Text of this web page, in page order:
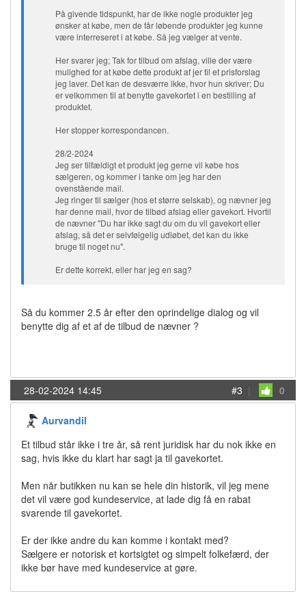
På givende tidspunkt, har de ikke nogle produkter jeg
ønsker at købe, men de får løbende produkter jeg kunne
være interreseret i at købe. Så jeg vælger at vente.
Her svarer jeg; Tak for tilbud om afslag, ville der være
mulighed for at købe dette produkt af jer til et prisforslag
jeg laver. Det kan de desværre ikke, hvor hun skriver; Du
er velkommen til at benytte gavekortet i en bestilling af
produktet.
Her stopper korrespondancen.
28/2-2024
Jeg ser tilfældigt et produkt jeg gerne vil købe hos
sælgeren, og kommer i tanke om jeg har den
ovenstående mail.
Jeg ringer til sælger (hos et større selskab), og nævner jeg
har denne mail, hvor de tilbød afslag eller gavekort. Hvortil
de nævner "Du har ikke sagt du om du vil gavekort eller
afslag, så det er selvfølgelig udløbet, det kan du ikke
bruge til noget nu".
Er dette korrekt, eller har jeg en sag?
Så du kommer 2.5 år efter den oprindelige dialog og vil
benytte dig af et af de tilbud de nævner ?
28-02-2024 14:45 #3 | 0
Aurvandil
Et tilbud står ikke i tre år, så rent juridisk har du nok ikke en
sag, hvis ikke du klart har sagt ja til gavekortet.
Men når butikken nu kan se hele din historik, vil jeg mene
det vil være god kundeservice, at lade dig få en rabat
svarende til gavekortet.
Er der ikke andre du kan komme i kontakt med?
Sælgere er notorisk et kortsigtet og simpelt folkefærd, der
ikke bør have med kundeservice at gøre.